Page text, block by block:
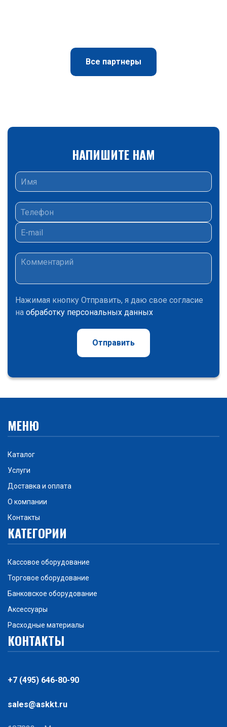
Все партнеры
НАПИШИТЕ НАМ
Нажимая кнопку Отправить, я даю свое согласие
на обработку персональных данных
Отправить
МЕНЮ
Каталог
Услуги
Доставка и оплата
О компании
Контакты
КАТЕГОРИИ
Кассовое оборудование
Торговое оборудование
Банковское оборудование
Аксессуары
Расходные материалы
КОНТАКТЫ
+7 (495) 646-80-90
sales@askkt.ru